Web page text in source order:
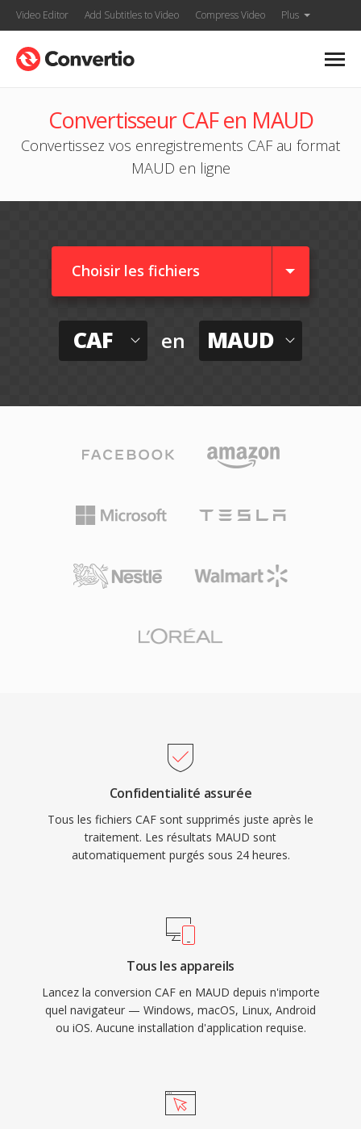
Video Editor Add Subtitles to Video Compress Video Plus
Convertisseur CAF en MAUD
Convertissez vos enregistrements CAF au format
MAUD en ligne
Choisir les fichiers
CAF en MAUD
Confidentialité assurée
Tous les fichiers CAF sont supprimés juste après le
traitement. Les résultats MAUD sont
automatiquement purgés sous 24 heures.
Tous les appareils
Lancez la conversion CAF en MAUD depuis n'importe
quel navigateur — Windows, macOS, Linux, Android
ou iOS. Aucune installation d'application requise.